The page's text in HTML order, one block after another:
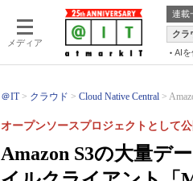
メディア
連載
クラ
AI
＠IT クラウド Cloud Native Central
Amazon S3の大量デ
オープンソースプロジェクトとして公